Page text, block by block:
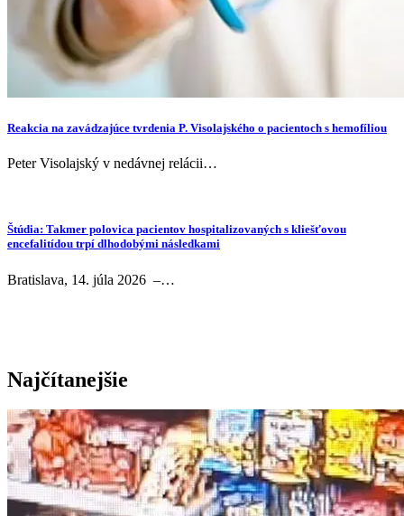
Reakcia na zavádzajúce tvrdenia P. Visolajského o pacientoch s hemofíliou
Peter Visolajský v nedávnej relácii…
Štúdia: Takmer polovica pacientov hospitalizovaných s kliešťovou
encefalitídou trpí dlhodobými následkami
Bratislava, 14. júla 2026 –…
Najčítanejšie